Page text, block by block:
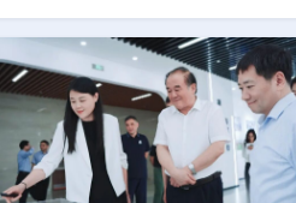
治疗效果提出了路线图。巴哈马拿骚
玛格丽特公主医院(图片：Pelow
Media/Adobe Stock)这项 imPACT
评估由国际原子能机构、世界卫生组
织/泛美卫生组织和国际癌症研究机
构共同开展，应巴哈马卫生与健康部
请求进行，重点评估该国癌症防控能